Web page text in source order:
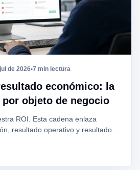
de 2026•7 min lectura
económico: la
por objeto de negocio
ROI. Esta cadena enlaza
resultado operativo y resultado